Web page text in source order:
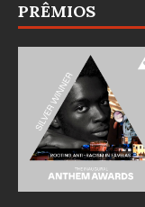
PRÊMIOS